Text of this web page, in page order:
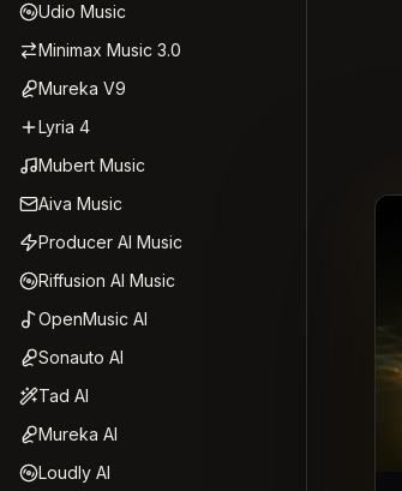
Udio Music
Minimax Music 3.0
Mureka V9
Lyria 4
Mubert Music
Aiva Music
Producer AI Music
Riffusion AI Music
OpenMusic AI
Sonauto AI
Tad AI
Mureka AI
Loudly AI